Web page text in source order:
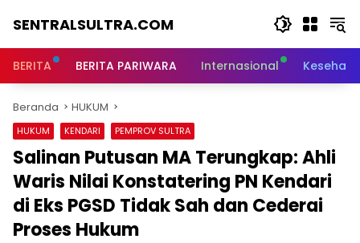
SENTRALSULTRA.COM
BERITA BERITA PARIWARA Internasional
Beranda HUKUM
HUKUM KENDARI PEMPROV SULTRA
Salinan Putusan MA Terungkap: Ahli
Waris Nilai Konstatering PN Kendari
di Eks PGSD Tidak Sah dan Cederai
Proses Hukum